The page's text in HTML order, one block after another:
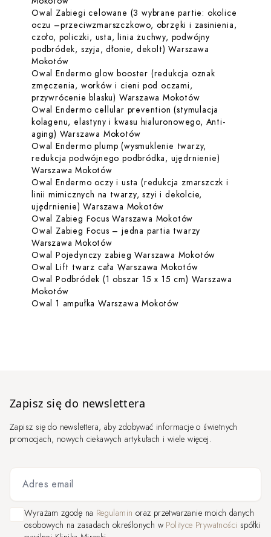
Owal Zabiegi celowane (3 wybrane partie: okolice
oczu –przeciwzmarszczkowo, obrzęki i zasinienia,
czoło, policzki, usta, linia żuchwy, podwójny
podbródek, szyja, dłonie, dekolt) Warszawa
MokotówDowiedz się więcej o Owal Zabiegi celowane (3
Owal Endermo glow booster (redukcja oznak
zmęczenia, worków i cieni pod oczami,
przywrócenie blasku) Warszawa MokotówDowiedz się
Owal Endermo cellular prevention (stymulacja
kolagenu, elastyny i kwasu hialuronowego, Anti-
aging) Warszawa MokotówDowiedz się więcej o Owal
Owal Endermo plump (wysmuklenie twarzy,
redukcja podwójnego podbródka, ujędrnienie)
Warszawa MokotówDowiedz się więcej o Owal Endermo
Owal Endermo oczy i usta (redukcja zmarszczk i
linii mimicznych na twarzy, szyi i dekolcie,
ujędrnienie) Warszawa Mokotów
Owal Zabieg Focus Warszawa Mokotów
Owal Zabieg Focus – jedna partia twarzy
Warszawa MokotówDowiedz się więcej o Owal Zabieg
Owal Pojedynczy zabieg Warszawa Mokotów
Owal Lift twarz cała Warszawa MokotówDowiedz się
Owal Podbródek (1 obszar 15 x 15 cm) Warszawa
MokotówDowiedz się więcej o Owal Podbródek (1 obszar
Owal 1 ampułka Warszawa MokotówDowiedz się więcej o
Zapisz się do newslettera
Zapisz się do newslettera, aby zdobywać informacje o świetnych
promocjach, nowych ciekawych artykułach i wiele więcej.
Adres email
Wyrażam zgodę na Regulamin oraz przetwarzanie moich danych
osobowych na zasadach określonych w Polityce Prywatności spółki